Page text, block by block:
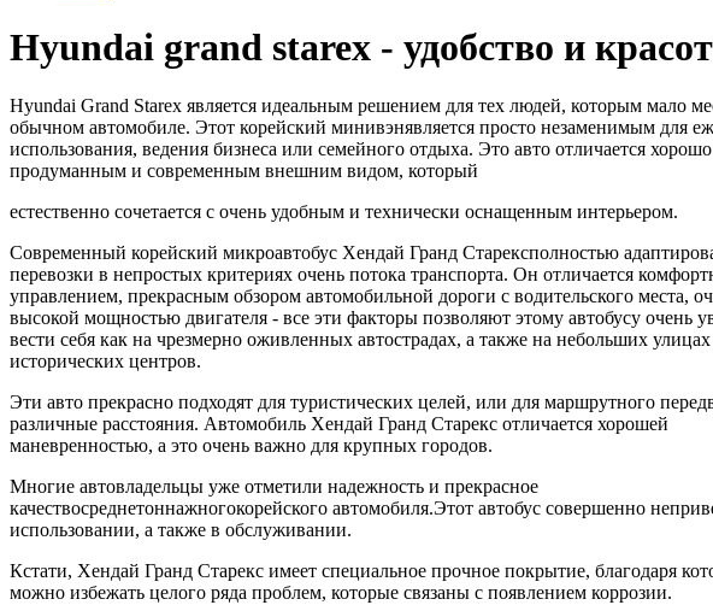
Нyundai grand starex - удобство и
Hyundai Grand Starex является идеальным решением для тех людей, которым мало
обычном автомобиле. Этот корейский минивэнявляется просто незаменимым для
использования, ведения бизнеса или семейного отдыха. Это авто отличается хорошо
продуманным и современным внешним видом, который
естественно сочетается с очень удобным и технически оснащенным интерьером.
Современный корейский микроавтобус Хендай Гранд Старексполностью
перевозки в непростых критериях очень потока транспорта. Он отличается
управлением, прекрасным обзором автомобильной дороги с водительского места,
высокой мощностью двигателя - все эти факторы позволяют этому автобусу очень
вести себя как на чрезмерно оживленных автострадах, а также на небольших улицах
исторических центров.
Эти авто прекрасно подходят для туристических целей, или для маршрутного
различные расстояния. Автомобиль Хендай Гранд Старекс отличается хорошей
маневренностью, а это очень важно для крупных городов.
Многие автовладельцы уже отметили надежность и прекрасное
качествосреднетоннажногокорейского автомобиля.Этот автобус совершенно
использовании, а также в обслуживании.
Кстати, Хендай Гранд Старекс имеет специальное прочное покрытие, благодаря
можно избежать целого ряда проблем, которые связаны с появлением коррозии.